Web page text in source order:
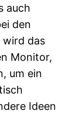
auch
den
wird das
Monitor,
um ein
Ideen